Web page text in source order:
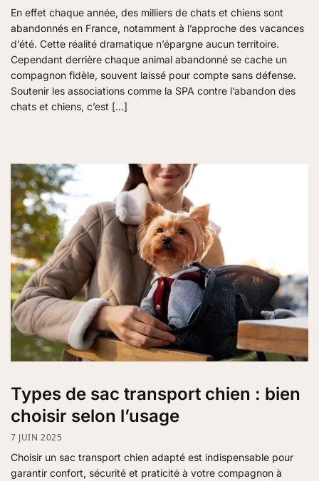
En effet chaque année, des milliers de chats et chiens sont
abandonnés en France, notamment à l’approche des vacances
d’été. Cette réalité dramatique n’épargne aucun territoire.
Cependant derrière chaque animal abandonné se cache un
compagnon fidèle, souvent laissé pour compte sans défense.
Soutenir les associations comme la SPA contre l’abandon des
chats et chiens, c’est […]
Types de sac transport chien : bien
choisir selon l’usage
7 JUIN 2025
Choisir un sac transport chien adapté est indispensable pour
garantir confort, sécurité et praticité à votre compagnon à